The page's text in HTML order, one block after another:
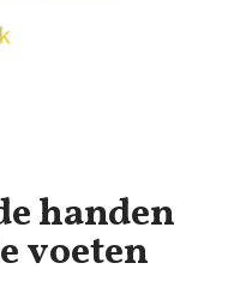
handen
voeten